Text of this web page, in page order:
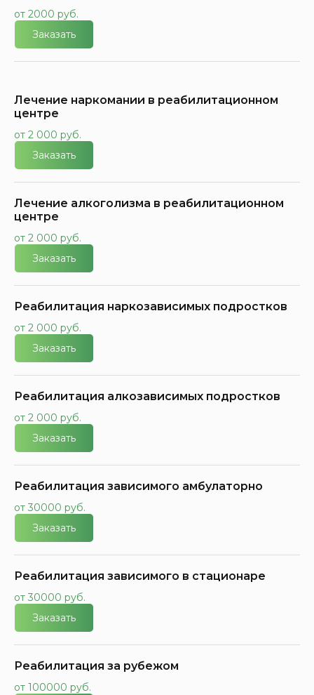
от 2000 руб.
Заказать
Лечение наркомании в реабилитационном
центре
от 2 000 руб.
Заказать
Лечение алкоголизма в реабилитационном
центре
от 2 000 руб.
Заказать
Реабилитация наркозависимых подростков
от 2 000 руб.
Заказать
Реабилитация алкозависимых подростков
от 2 000 руб.
Заказать
Реабилитация зависимого амбулаторно
от 30000 руб.
Заказать
Реабилитация зависимого в стационаре
от 30000 руб.
Заказать
Реабилитация за рубежом
от 100000 руб.